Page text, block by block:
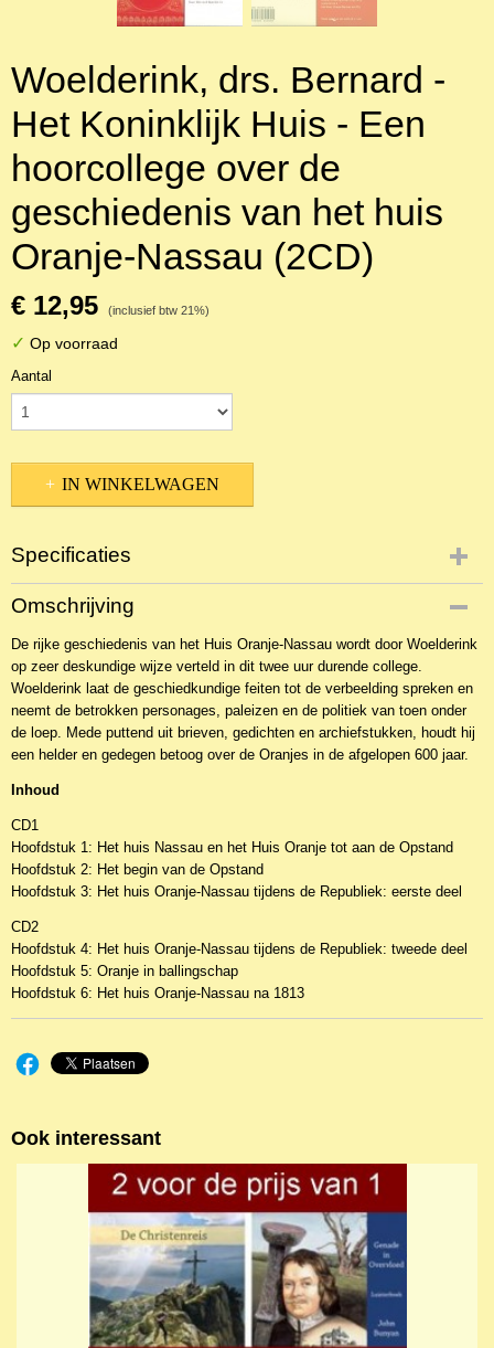
Woelderink, drs. Bernard -
Het Koninklijk Huis - Een
hoorcollege over de
geschiedenis van het huis
Oranje-Nassau (2CD)
€ 12,95 (inclusief btw 21%)
✓ Op voorraad
Aantal
IN WINKELWAGEN
Specificaties
Productcode
NCDLo-15928
EAN code
9789085300090
Omschrijving
De rijke geschiedenis van het Huis Oranje-Nassau wordt door Woelderink
op zeer deskundige wijze verteld in dit twee uur durende college.
Woelderink laat de geschiedkundige feiten tot de verbeelding spreken en
neemt de betrokken personages, paleizen en de politiek van toen onder
de loep. Mede puttend uit brieven, gedichten en archiefstukken, houdt hij
een helder en gedegen betoog over de Oranjes in de afgelopen 600 jaar.
Inhoud
CD1
Hoofdstuk 1: Het huis Nassau en het Huis Oranje tot aan de Opstand
Hoofdstuk 2: Het begin van de Opstand
Hoofdstuk 3: Het huis Oranje-Nassau tijdens de Republiek: eerste deel
CD2
Hoofdstuk 4: Het huis Oranje-Nassau tijdens de Republiek: tweede deel
Hoofdstuk 5: Oranje in ballingschap
Hoofdstuk 6: Het huis Oranje-Nassau na 1813
Ook interessant